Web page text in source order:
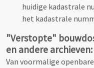
huidige kadastrale
het kadastrale
"Verstopte"
en andere archieven:
Van voormalige